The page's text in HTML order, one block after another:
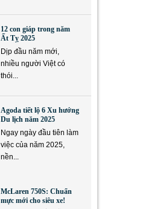
12 con giáp trong năm
Ất Tỵ 2025
Dịp đầu năm mới,
nhiều người Việt có
thói...
Agoda tiết lộ 6 Xu hướng
Du lịch năm 2025
Ngay ngày đầu tiên làm
việc của năm 2025,
nền...
McLaren 750S: Chuẩn
mực mới cho siêu xe!